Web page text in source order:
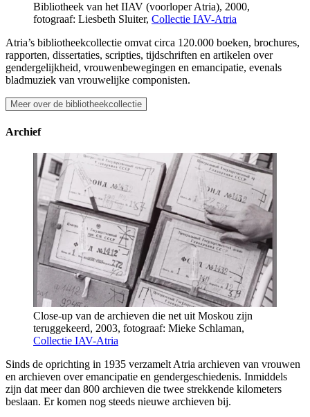
Bibliotheek van het IIAV (voorloper Atria), 2000,
fotograaf: Liesbeth Sluiter, Collectie IAV-Atria
Atria’s bibliotheekcollectie omvat circa 120.000 boeken, brochures,
rapporten, dissertaties, scripties, tijdschriften en artikelen over
gendergelijkheid, vrouwenbewegingen en emancipatie, evenals
bladmuziek van vrouwelijke componisten.
Meer over de bibliotheekcollectie
Archief
Close-up van de archieven die net uit Moskou zijn
teruggekeerd, 2003, fotograaf: Mieke Schlaman,
Collectie IAV-Atria
Sinds de oprichting in 1935 verzamelt Atria archieven van vrouwen
en archieven over emancipatie en gendergeschiedenis. Inmiddels
zijn dat meer dan 800 archieven die twee strekkende kilometers
beslaan. Er komen nog steeds nieuwe archieven bij.